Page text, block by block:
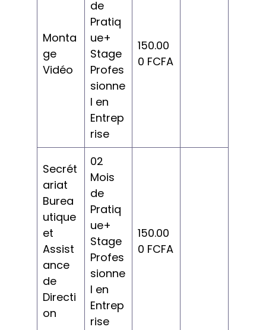
Monta
ge
Vidéo
de
Pratiq
ue+
Stage
Profes
sionne
l en
Entrep
rise
150.00
0 FCFA
Secrét
ariat
Burea
utique
et
Assist
ance
de
Directi
on
02
Mois
de
Pratiq
ue+
Stage
Profes
sionne
l en
Entrep
rise
150.00
0 FCFA